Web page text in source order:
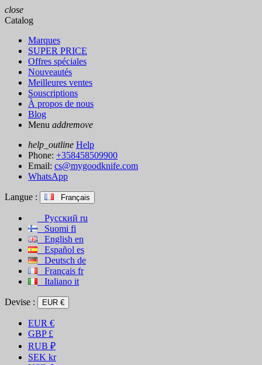
close
Catalog
Marques
SUPER PRICE
Offres spéciales
Nouveautés
Meilleures ventes
Souscriptions
À propos de nous
Blog
Menu addremove
help_outline Help
Phone: +358458509900
Email: cs@mygoodknife.com
WhatsApp
Langue : Français
Русский ru
Suomi fi
English en
Español es
Deutsch de
Français fr
Italiano it
Devise : EUR €
EUR €
GBP £
RUB ₽
SEK kr